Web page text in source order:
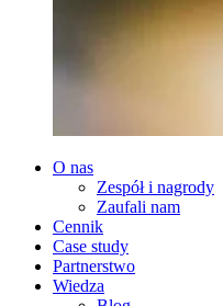
O nas
Zespół i nagrody
Zaufali nam
Cennik
Case study
Partnerstwo
Wiedza